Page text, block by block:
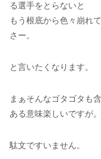
る選手をとらないと
もう根底から色々崩れ
さー。
と言いたくなります。
まぁそんなゴタゴタも
ある意味楽しいですが。
駄文ですいません。